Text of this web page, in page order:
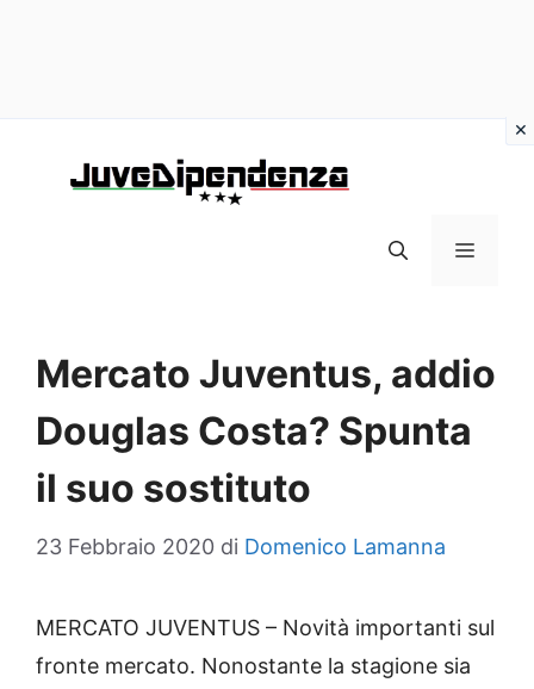
MENU
Mercato Juventus, addio
Douglas Costa? Spunta
il suo sostituto
23 Febbraio 2020 di Domenico Lamanna
MERCATO JUVENTUS – Novità importanti sul
fronte mercato. Nonostante la stagione sia